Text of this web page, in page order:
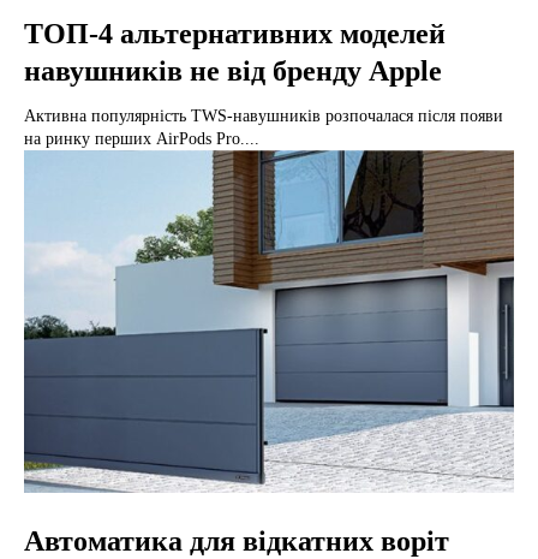
ТОП-4 альтернативних моделей
навушників не від бренду Apple
Активна популярність TWS-навушників розпочалася після появи
на ринку перших AirPods Pro....
Автоматика для відкатних воріт